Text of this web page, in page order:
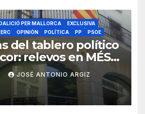
PER MALLORCA
EXCLUSIVA
OPINIÓN POLÍTICA PP PSOE
del tablero político
relevos en MÉS-
en PP y Per
JOSÉ ANTONIO ARGIZ